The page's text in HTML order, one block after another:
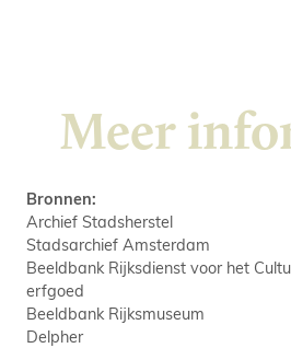
Meer
Bronnen:
Archief Stadsherstel
Stadsarchief Amsterdam
Beeldbank Rijksdienst voor het
erfgoed
Beeldbank Rijksmuseum
Delpher